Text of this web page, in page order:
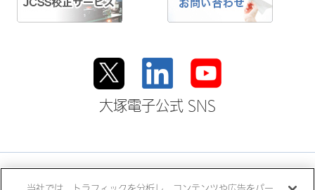
大塚電子公式 SNS
大塚ホールディングス